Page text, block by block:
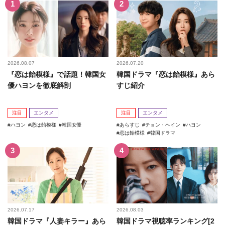
2026.08.07
『恋は飴模様』で話題！韓国女
優ハヨンを徹底解剖
注目 エンタメ
ハヨン 恋は飴模様 韓国女優
2026.07.20
韓国ドラマ『恋は飴模様』あら
すじ紹介
注目 エンタメ
あらすじ チョン・ヘイン
ハヨン
恋は飴模様
韓国ドラマ
2026.07.17
韓国ドラマ『人妻キラー』あら
2026.08.03
韓国ドラマ視聴率ランキング[2